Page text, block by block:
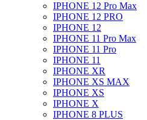
IPHONE 12 Pro Max
IPHONE 12 PRO
IPHONE 12
IPHONE 11 Pro Max
IPHONE 11 Pro
IPHONE 11
IPHONE XR
IPHONE XS MAX
IPHONE XS
IPHONE X
IPHONE 8 PLUS